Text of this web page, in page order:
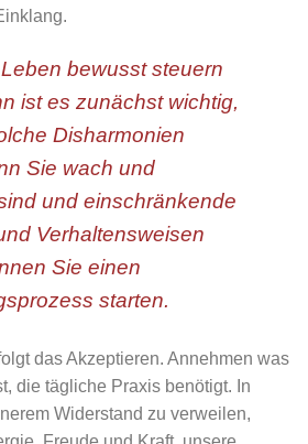
bewusst steuern
ist es zunächst wichtig,
Disharmonien
Sie wach und
und einschränkende
Verhaltensweisen
Sie einen
starten.
das Akzeptieren. Annehmen was
die tägliche Praxis benötigt. In
Widerstand zu verweilen,